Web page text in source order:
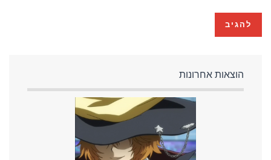
הוצאות אחרונות